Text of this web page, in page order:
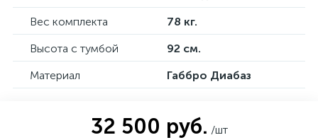
Вес комплекта
78 кг.
Высота с тумбой
92 см.
Материал
Габбро Диабаз
32 500 руб. /шт